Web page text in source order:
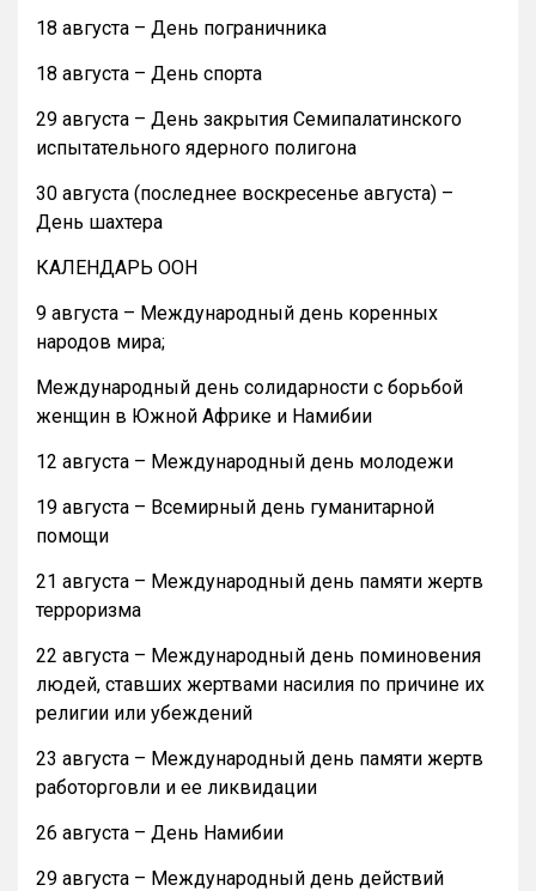
18 августа – День пограничника
18 августа – День спорта
29 августа – День закрытия Семипалатинского
испытательного ядерного полигона
30 августа (последнее воскресенье августа) –
День шахтера
КАЛЕНДАРЬ ООН
9 августа – Международный день коренных
народов мира;
Международный день солидарности с борьбой
женщин в Южной Африке и Намибии
12 августа – Международный день молодежи
19 августа – Всемирный день гуманитарной
помощи
21 августа – Международный день памяти жертв
терроризма
22 августа – Международный день поминовения
людей, ставших жертвами насилия по причине их
религии или убеждений
23 августа – Международный день памяти жертв
работорговли и ее ликвидации
26 августа – День Намибии
29 августа – Международный день действий